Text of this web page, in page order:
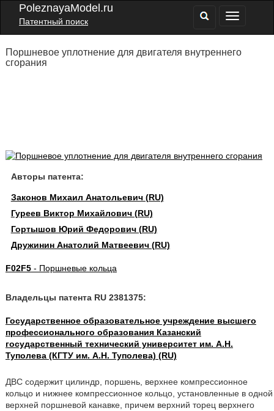
PoleznayaModel.ru
Патентный поиск
Поршневое уплотнение для двигателя внутреннего
сгорания
Авторы патента:
Законов Михаил Анатольевич (RU)
Гуреев Виктор Михайлович (RU)
Гортышов Юрий Федорович (RU)
Дружинин Анатолий Матвеевич (RU)
F02F5- Поршневые кольца
Владельцы патента RU 2381375:
Государственное образовательное учреждение высшего
профессионального образования Казанский
государственный технический университет им. А.Н.
Туполева (КГТУ им. А.Н. Туполева) (RU)
ДВС содержит цилиндр, поршень, верхнее компрессионное
кольцо и нижнее компрессионное кольцо, установленные в одной
верхней поршневой канавке, причем верхний торец верхнего